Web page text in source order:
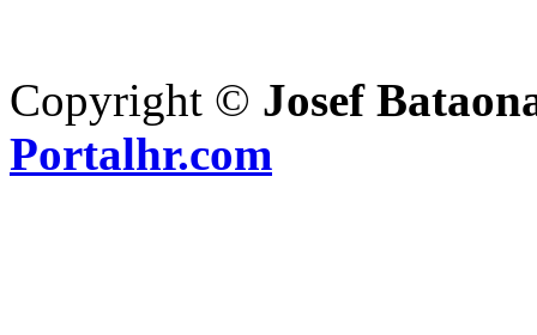
Copyright © Josef
Portalhr.com